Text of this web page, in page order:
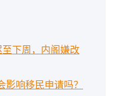
下周，内阁嫌改
响移民申请吗？